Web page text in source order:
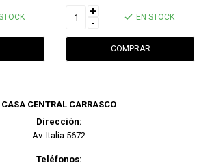
+
-
EN STOCK
CASA CENTRAL CARRASCO
Dirección:
Av. Italia 5672
Teléfonos: